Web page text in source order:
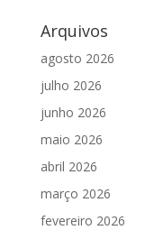
Arquivos
agosto 2026
julho 2026
junho 2026
maio 2026
abril 2026
março 2026
fevereiro 2026